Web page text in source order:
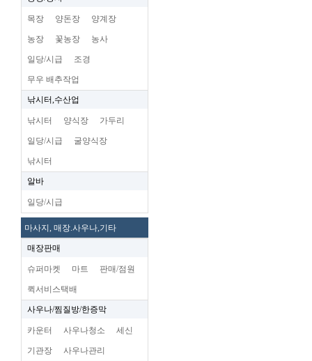
목장 양돈장 양계장
농장 꽃농장 농사
일당/시급 조경
무우 배추작업
낚시터,수산업
낚시터 양식장 가두리
일당/시급 굴양식장
낚시터
알바
일당/시급
마사지, 매장.사우나,기타
매장판매
슈퍼마켓 마트 판매/점원
퀵서비스택배
사우나/찜질방/한증막
카운터 사우나청소 세신
기관장 사우나관리